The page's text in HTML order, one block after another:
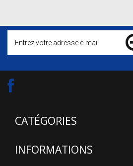
CATÉGORIES
INFORMATIONS